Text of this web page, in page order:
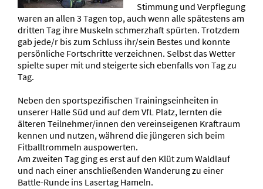
Stimmung und Verpflegung
waren an allen 3 Tagen top, auch wenn alle spätestens am
dritten Tag ihre Muskeln schmerzhaft spürten. Trotzdem
gab jede/r bis zum Schluss ihr/sein Bestes und konnte
persönliche Fortschritte verzeichnen. Selbst das Wetter
spielte super mit und steigerte sich ebenfalls von Tag zu
Tag.
Neben den sportspezifischen Trainingseinheiten in
unserer Halle Süd und auf dem VfL Platz, lernten die
älteren Teilnehmer/innen den vereinseigenen Kraftraum
kennen und nutzen, während die jüngeren sich beim
Fitballtrommeln auspowerten.
Am zweiten Tag ging es erst auf den Klüt zum Waldlauf
und nach einer anschließenden Wanderung zu einer
Battle-Runde ins Lasertag Hameln.